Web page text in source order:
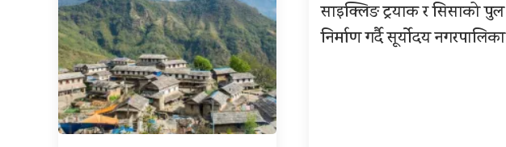
साइक्लिङ ट्रयाक र सिसाको पुल
निर्माण गर्दै सूर्योदय नगरपालिका